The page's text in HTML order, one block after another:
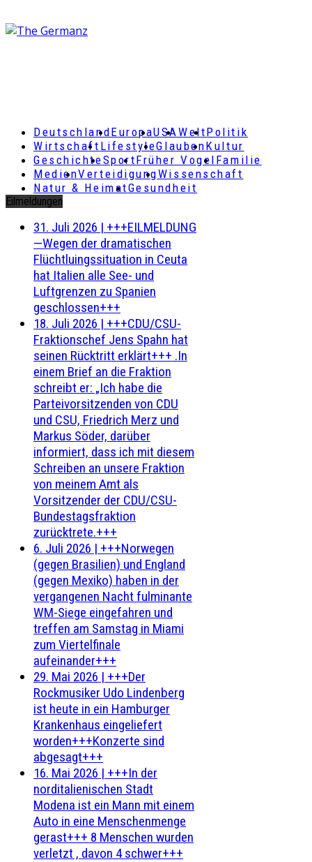
DeutschlandEuropaUSAWeltPolitik
Wirtschaft LifestyleGlaubenKultur
GeschichteSportFrüher Vogel Familie
MedienVerteidigungWissenschaft
Natur & HeimatGesundheit
Eilmeldungen
31. Juli 2026 | +++EILMELDUNG
—Wegen der dramatischen
Flüchtluingssituation in Ceuta
hat Italien alle See- und
Luftgrenzen zu Spanien
geschlossen+++
18. Juli 2026 | +++CDU/CSU-
Fraktionschef Jens Spahn hat
seinen Rücktritt erklärt+++ .In
einem Brief an die Fraktion
schreibt er: „Ich habe die
Parteivorsitzenden von CDU
und CSU, Friedrich Merz und
Markus Söder, darüber
informiert, dass ich mit diesem
Schreiben an unsere Fraktion
von meinem Amt als
Vorsitzender der CDU/CSU-
Bundestagsfraktion
zurücktrete.+++
6. Juli 2026 | +++Norwegen
(gegen Brasilien) und England
(gegen Mexiko) haben in der
vergangenen Nacht fulminante
WM-Siege eingefahren und
treffen am Samstag in Miami
zum Viertelfinale
aufeinander+++
29. Mai 2026 | +++Der
Rockmusiker Udo Lindenberg
ist heute in ein Hamburger
Krankenhaus eingeliefert
worden+++Konzerte sind
abgesagt+++
16. Mai 2026 | +++In der
norditalienischen Stadt
Modena ist ein Mann mit einem
Auto in eine Menschenmenge
gerast+++ 8 Menschen wurden
verletzt , davon 4 schwer+++